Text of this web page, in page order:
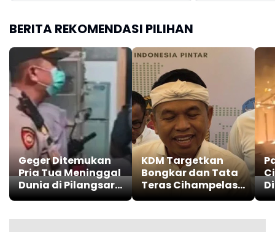
BERITA REKOMENDASI PILIHAN
Geger Ditemukan
Pria Tua Meninggal
Dunia di Pilangsari,
Ini Penjelasan
Indramayu
KDM Targetkan
Bongkar dan Tata
Teras Cihampelas
Beres Oktober 2026